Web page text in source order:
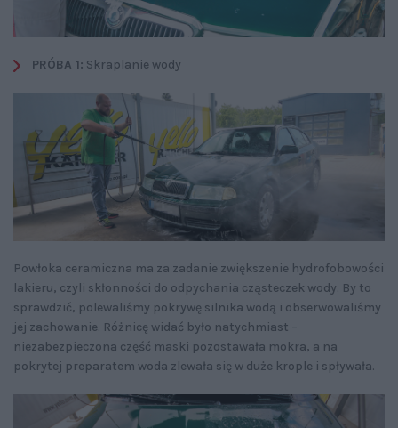
PRÓBA 1: Skraplanie wody
Powłoka ceramiczna ma za zadanie zwiększenie hydrofobowości
lakieru, czyli skłonności do odpychania cząsteczek wody. By to
sprawdzić, polewaliśmy pokrywę silnika wodą i obserwowaliśmy
jej zachowanie. Różnicę widać było natychmiast –
niezabezpieczona część maski pozostawała mokra, a na
pokrytej preparatem woda zlewała się w duże krople i spływała.